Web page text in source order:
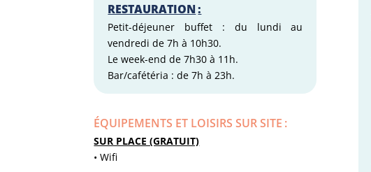
RESTAURATION :
Petit-déjeuner buffet : du lundi au
vendredi de 7h à 10h30.
Le week-end de 7h30 à 11h.
Bar/cafétéria : de 7h à 23h.
ÉQUIPEMENTS ET LOISIRS SUR SITE :
SUR PLACE (GRATUIT)
• Wifi